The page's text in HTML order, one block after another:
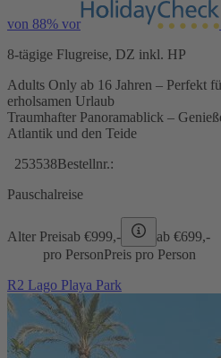
von 88% vor
8-tägige Flugreise, DZ inkl. HP
Adults Only ab 16 Jahren – Perfekt
erholsamen Urlaub
Traumhafter Panoramablick –
Atlantik und den Teide
253538Bestellnr.:
Pauschalreise
Alter Preisab €999,- ab €699,-
pro PersonPreis pro Person
R2 Lago Playa Park